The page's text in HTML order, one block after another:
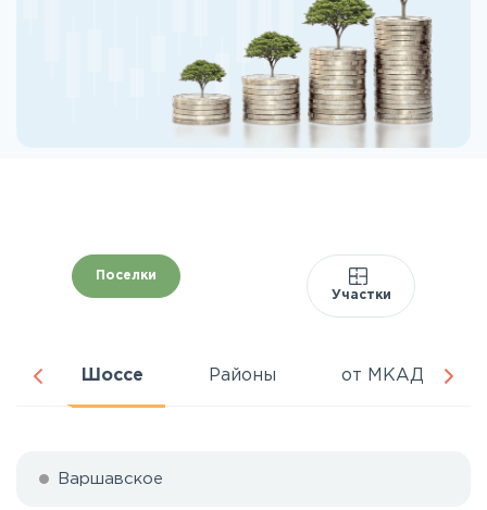
Поселки
Участки
Шоссе Районы от МКАД
Варшавское